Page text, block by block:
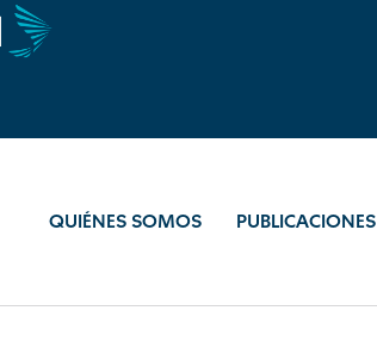
QUIÉNES SOMOS PUBLICACIONES